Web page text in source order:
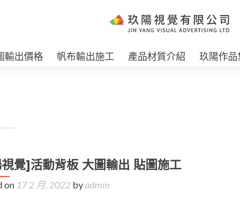
輸出價格 帆布輸出施工 產品材質介紹 玖陽作品
覺]活動背板 大圖輸出 貼圖施工
on 17 2 月, 2022 byadmin